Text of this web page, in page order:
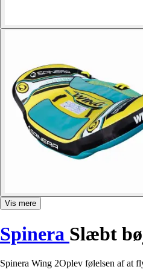
Vis mere
Spinera Slæbt
Spinera Wing 2Oplev følelsen af at